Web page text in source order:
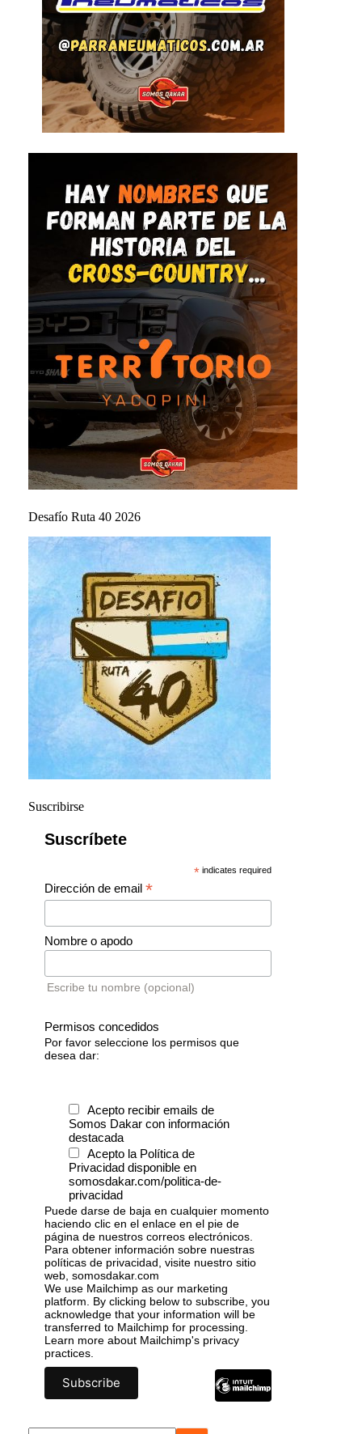
Desafío Ruta 40 2026
Suscribirse
Suscríbete
* indicates required
Dirección de email *
Nombre o apodo
Escribe tu nombre (opcional)
Permisos concedidos
Por favor seleccione los permisos que
desea dar:
Acepto recibir emails de
Somos Dakar con información
destacada
Acepto la Política de
Privacidad disponible en
somosdakar.com/politica-de-
privacidad
Puede darse de baja en cualquier momento
haciendo clic en el enlace en el pie de
página de nuestros correos electrónicos.
Para obtener información sobre nuestras
políticas de privacidad, visite nuestro sitio
web, somosdakar.com
We use Mailchimp as our marketing
platform. By clicking below to subscribe, you
acknowledge that your information will be
transferred to Mailchimp for processing.
Learn more about Mailchimp's privacy
practices.